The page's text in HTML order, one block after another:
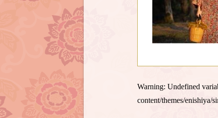
Warning: Undefined
content/themes/enishiya/